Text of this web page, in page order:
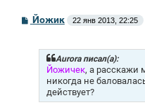
СЙожик 22 янв 2013, 22:25
Aurora писал(а):
Йожичек, а расскажи
никогда не
действует?